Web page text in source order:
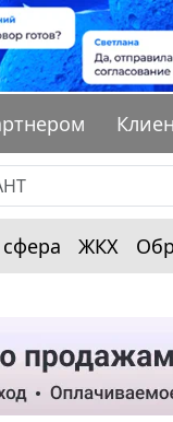
ЖКХ